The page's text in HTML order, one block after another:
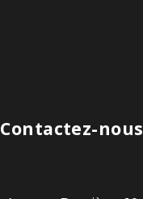
Contactez-nous